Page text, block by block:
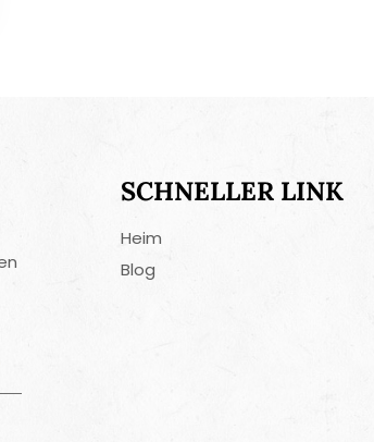
SCHNELLER LINK
Heim
Blog